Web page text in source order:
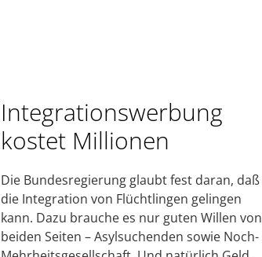
Integrationswerbung
kostet Millionen
Die Bundesregierung glaubt fest daran, daß
die Integration von Flüchtlingen gelingen
kann. Dazu brauche es nur guten Willen von
beiden Seiten – Asylsuchenden sowie Noch-